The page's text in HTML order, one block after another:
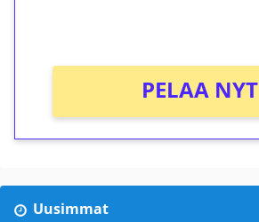
PELAA NYT
Uusimmat